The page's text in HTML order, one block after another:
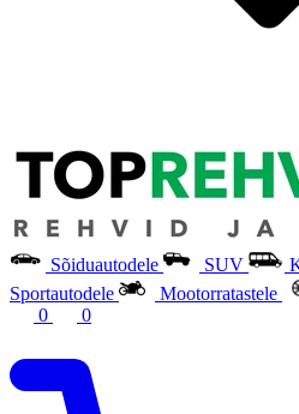
Sõiduautodele SUV
Sportautodele
Mootorratastele
0
0